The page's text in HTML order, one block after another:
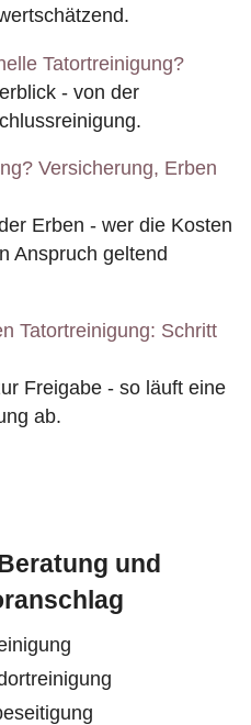
Tatortreinigung?
- von der
Versicherung, Erben
Erben - wer die Kosten
Anspruch geltend
Tatortreinigung: Schritt
Freigabe - so läuft eine
ab.
und